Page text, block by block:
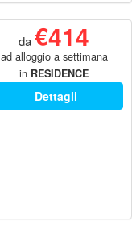
da€414
ad alloggio a settimana
in RESIDENCE
Dettagli